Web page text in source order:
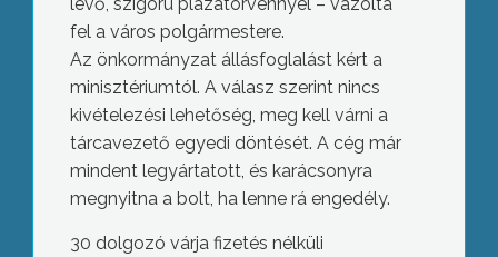
fel a város polgármestere.
Az önkormányzat állásfoglalást kért a
minisztériumtól. A válasz szerint nincs
kivételezési lehetőség, meg kell várni a
tárcavezető egyedi döntését. A cég már
mindent legyártatott, és karácsonyra
megnyitna a bolt, ha lenne rá engedély.
30 dolgozó várja fizetés nélküli